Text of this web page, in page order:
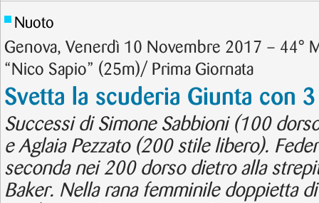
Nuoto
Genova, Venerdì 10 Novembre 2017 – 44°
“Nico Sapio” (25m)/ Prima Giornata
Svetta la scuderia Giunta con
Successi di Simone Sabbioni (100
e Aglaia Pezzato (200 stile libero).
seconda nei 200 dorso dietro alla
Baker. Nella rana femminile doppietta